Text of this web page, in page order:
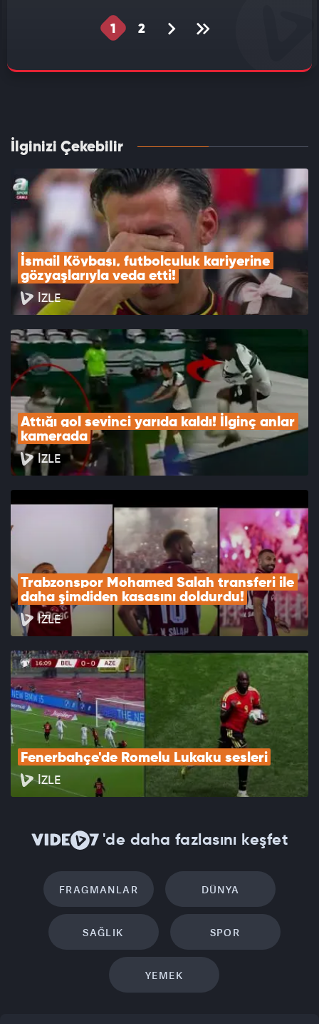
1 2
İlginizi Çekebilir
İsmail Köybaşı, futbolculuk kariyerine
gözyaşlarıyla veda etti!
İZLE
Attığı gol sevinci yarıda kaldı! İlginç anlar
kamerada
İZLE
Trabzonspor Mohamed Salah transferi ile
daha şimdiden kasasını doldurdu!
İZLE
Fenerbahçe'de Romelu Lukaku sesleri
İZLE
'de daha fazlasını keşfet
FRAGMANLAR DÜNYA
SAĞLIK SPOR
YEMEK